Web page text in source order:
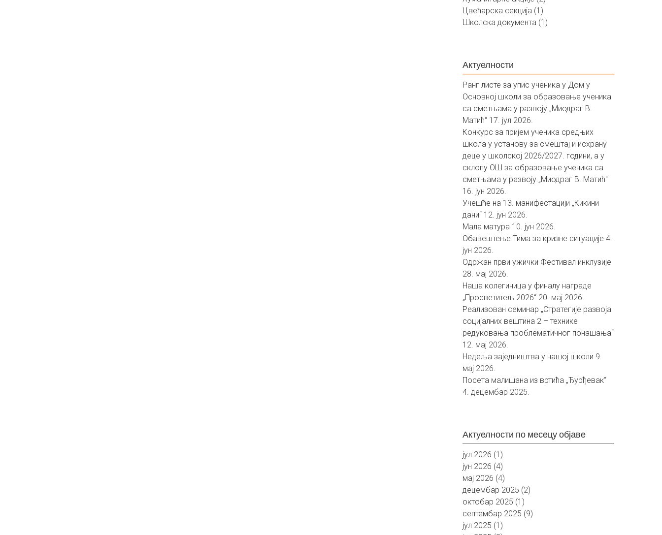
Цвећарска секција (1)
Школска документа (1)
Актуелности
Ранг листе за упис ученика у Дом у
Основној школи за образовање ученика
са сметњама у развоју „Миодраг В.
Матић“ 17. јул 2026.
Конкурс за пријем ученика средњих
школа у установу за смештај и исхрану
деце у школској 2026/2027. години, а у
склопу ОШ за образовање ученика са
сметњама у развоју „Миодраг В. Матић″
16. јун 2026.
Учешће на 13. манифестацији „Кикини
дани“ 12. јун 2026.
Мала матура 10. јун 2026.
Обавештење Тима за кризне ситуације 4.
јун 2026.
Одржан први ужички Фестивал инклузије
28. мај 2026.
Наша колегиница у финалу награде
„Просветитељ 2026“ 20. мај 2026.
Реализован семинар „Стратегије развоја
социјалних вештина 2 – технике
редуковања проблематичног понашања“
12. мај 2026.
Недеља заједништва у нашој школи 9.
мај 2026.
Посета малишана из вртића „Ђурђевак“
4. децембар 2025.
Актуелности по месецу објаве
јул 2026 (1)
јун 2026 (4)
мај 2026 (4)
децембар 2025 (2)
октобар 2025 (1)
септембар 2025 (9)
јул 2025 (1)